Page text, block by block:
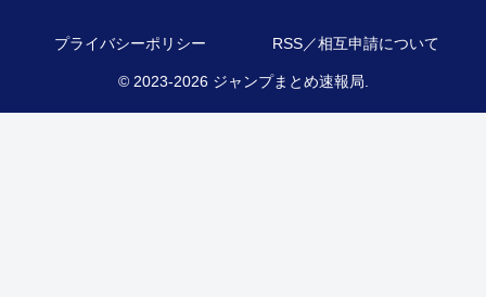
プライバシーポリシー RSS／相互申請について
© 2023-2026 ジャンプまとめ速報局.